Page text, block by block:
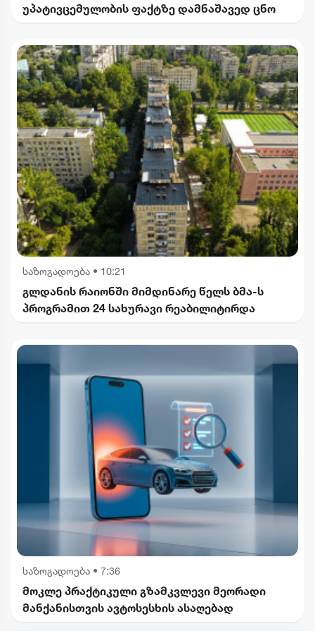
უპატივცემულობის ფაქტზე დამნაშავედ ცნო
საზოგადოება • 10:21
გლდანის რაიონში მიმდინარე წელს ბმა-ს
პროგრამით 24 სახურავი რეაბილიტირდა
საზოგადოება • 7:36
მოკლე პრაქტიკული გზამკვლევი მეორადი
მანქანისთვის ავტოსესხის ასაღებად